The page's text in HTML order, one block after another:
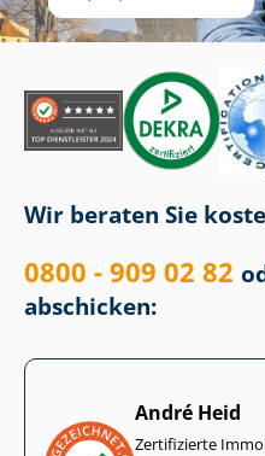
Wir beraten Sie
0800 - 909 02 82
abschicken:
André Heid
Zertifizierte